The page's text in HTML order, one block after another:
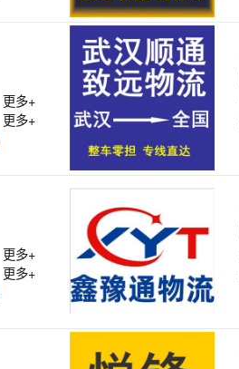
更多+
更多+
更多+
更多+